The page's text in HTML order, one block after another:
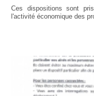
Ces dispositions sont
l'activité économique des